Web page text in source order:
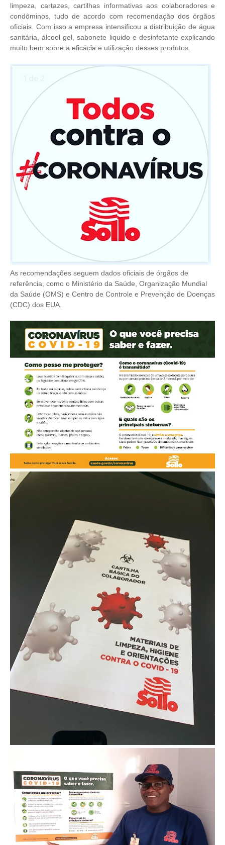
limpeza, cartazes, cartilhas informativas aos colaboradores e
condôminos, tudode acordo com recomendação dos órgãos
oficiais. Com isso a empresa intensificou a distribuição de água
sanitária, álcool gel, sabonete liquido e desinfetante explicando
muito bem sobre a eficácia e utilização desses produtos.
As recomendações seguem dados oficiais de órgãos de
referência, como o Ministério da Saúde, Organização Mundial
da Saúde (OMS) e Centro de Controle e Prevenção de Doenças
(CDC) dos EUA.